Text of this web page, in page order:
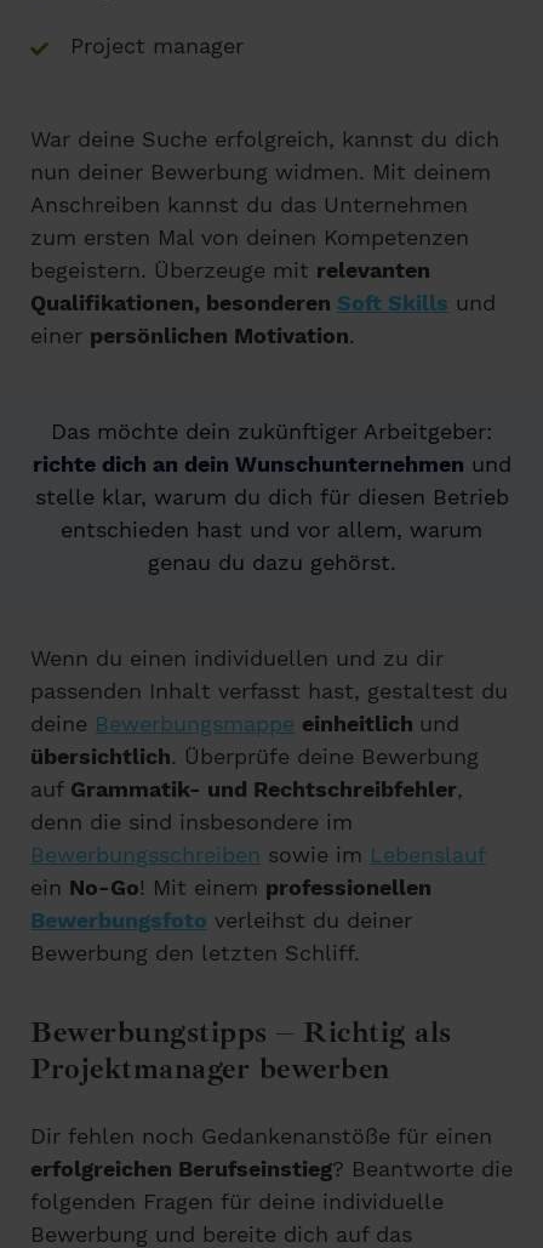
Project manager
War deine Suche erfolgreich, kannst du dich
nun deiner Bewerbung widmen. Mit deinem
Anschreiben kannst du das Unternehmen
zum ersten Mal von deinen Kompetenzen
begeistern. Überzeuge mit relevanten
Qualifikationen, besonderen Soft Skills und
einer persönlichen Motivation.
Das möchte dein zukünftiger Arbeitgeber:
richte dich an dein Wunschunternehmen und
stelle klar, warum du dich für diesen Betrieb
entschieden hast und vor allem, warum
genau du dazu gehörst.
Wenn du einen individuellen und zu dir
passenden Inhalt verfasst hast, gestaltest du
deine Bewerbungsmappe einheitlich und
übersichtlich. Überprüfe deine Bewerbung
auf Grammatik- und Rechtschreibfehler,
denn die sind insbesondere im
Bewerbungsschreiben sowie im Lebenslauf
ein No-Go! Mit einem professionellen
Bewerbungsfoto verleihst du deiner
Bewerbung den letzten Schliff.
Bewerbungstipps – Richtig als
Projektmanager bewerben
Dir fehlen noch Gedankenanstöße für einen
erfolgreichen Berufseinstieg? Beantworte die
folgenden Fragen für deine individuelle
Bewerbung und bereite dich auf das